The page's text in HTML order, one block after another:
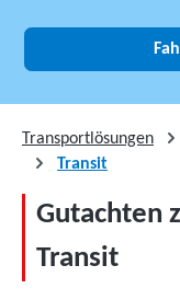
Transportlösungen
Transit
Gutachten
Transit